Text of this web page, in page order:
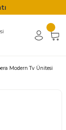
Modern Tv Ünitesi